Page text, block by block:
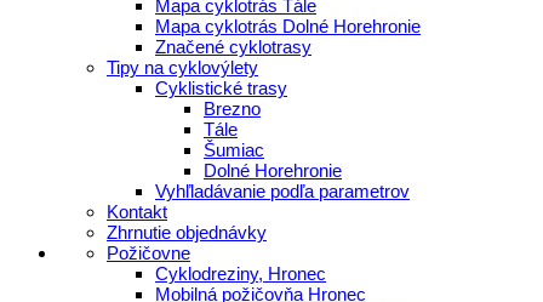
Mapa cyklotrás Tále
Mapa cyklotrás Dolné Horehronie
Značené cyklotrasy
Tipy na cyklovýlety
Cyklistické trasy
Brezno
Tále
Šumiac
Dolné Horehronie
Vyhľladávanie podľa parametrov
Kontakt
Zhrnutie objednávky
Požičovne
Cyklodreziny, Hronec
Mobilná požičovňa Hronec